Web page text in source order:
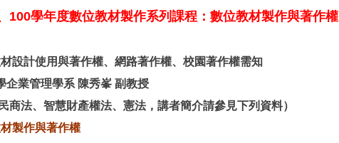
100學年度數位教材製作系列課程：數位教材製作與著作權
設計使用與著作權、網路著作權、校園著作權需知
企業管理學系 陳秀峯 副教授
慧財產權法、憲法，講者簡介請參見下列資料）
製作與著作權